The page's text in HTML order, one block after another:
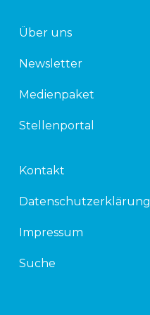
Über uns
Newsletter
Medienpaket
Stellenportal
Kontakt
Datenschutzerklärung
Impressum
Suche